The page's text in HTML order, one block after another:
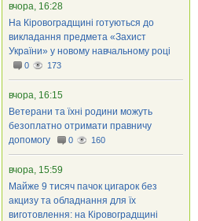
вчора, 16:28
На Кіровоградщині готуються до
викладання предмета «Захист
України» у новому навчальному році
0 173
вчора, 16:15
Ветерани та їхні родини можуть
безоплатно отримати правничу
допомогу
0 160
вчора, 15:59
Майже 9 тисяч пачок цигарок без
акцизу та обладнання для їх
виготовлення: на Кіровоградщині